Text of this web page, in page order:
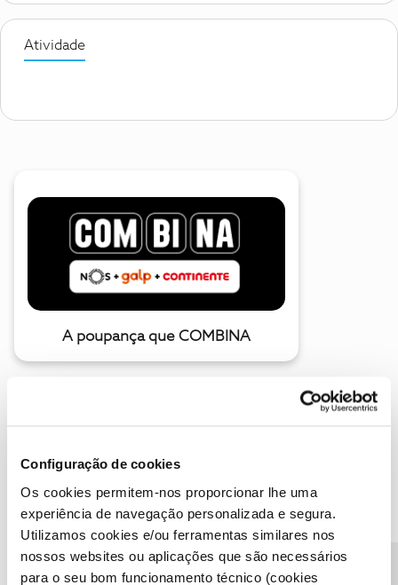
Configuração de cookies
Os cookies permitem-nos proporcionar lhe uma
experiência de navegação personalizada e segura.
Utilizamos cookies e/ou ferramentas similares nos
nossos websites ou aplicações que são necessários
para o seu bom funcionamento técnico (cookies
Atividade
A poupança que COMBINA
Descubra as novidades de julho